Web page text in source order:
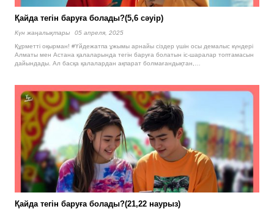
Қайда тегін баруға болады?(5,6 сәуір)
Күн жаңалықтары
05 апреля, 2025
Құрметті оқырман! #Үйдежатпа ұжымы арнайы сіздер үшін осы демалыс күндері
Алматы мен Астана қалаларында тегін баруға болатын іс-шаралар топтамасын
дайындады. Ал басқа қалалардан ақпарат болмағандықтан,…
Қайда тегін баруға болады?(21,22 наурыз)